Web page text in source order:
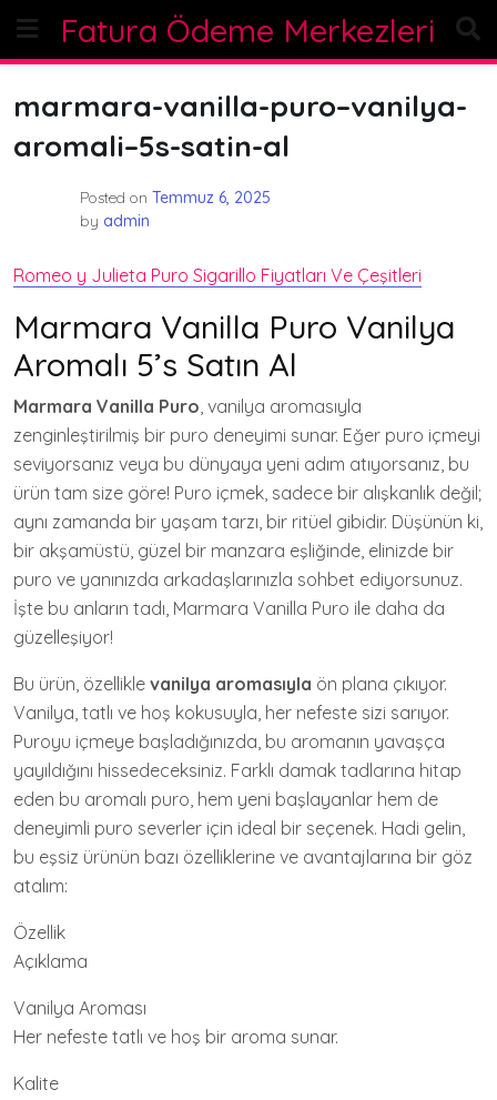
content
Fatura Ödeme Merkezleri
marmara-vanilla-puro–vanilya-
aromali–5s-satin-al
Posted on Temmuz 6, 2025
by admin
Romeo y Julieta Puro Sigarillo Fiyatları Ve Çeşitleri
Marmara Vanilla Puro Vanilya
Aromalı 5’s Satın Al
Marmara Vanilla Puro, vanilya aromasıyla
zenginleştirilmiş bir puro deneyimi sunar. Eğer puro içmeyi
seviyorsanız veya bu dünyaya yeni adım atıyorsanız, bu
ürün tam size göre! Puro içmek, sadece bir alışkanlık değil;
aynı zamanda bir yaşam tarzı, bir ritüel gibidir. Düşünün ki,
bir akşamüstü, güzel bir manzara eşliğinde, elinizde bir
puro ve yanınızda arkadaşlarınızla sohbet ediyorsunuz.
İşte bu anların tadı, Marmara Vanilla Puro ile daha da
güzelleşiyor!
Bu ürün, özellikle vanilya aromasıyla ön plana çıkıyor.
Vanilya, tatlı ve hoş kokusuyla, her nefeste sizi sarıyor.
Puroyu içmeye başladığınızda, bu aromanın yavaşça
yayıldığını hissedeceksiniz. Farklı damak tadlarına hitap
eden bu aromalı puro, hem yeni başlayanlar hem de
deneyimli puro severler için ideal bir seçenek. Hadi gelin,
bu eşsiz ürünün bazı özelliklerine ve avantajlarına bir göz
atalım:
Özellik
Açıklama
Vanilya Aroması
Her nefeste tatlı ve hoş bir aroma sunar.
Kalite